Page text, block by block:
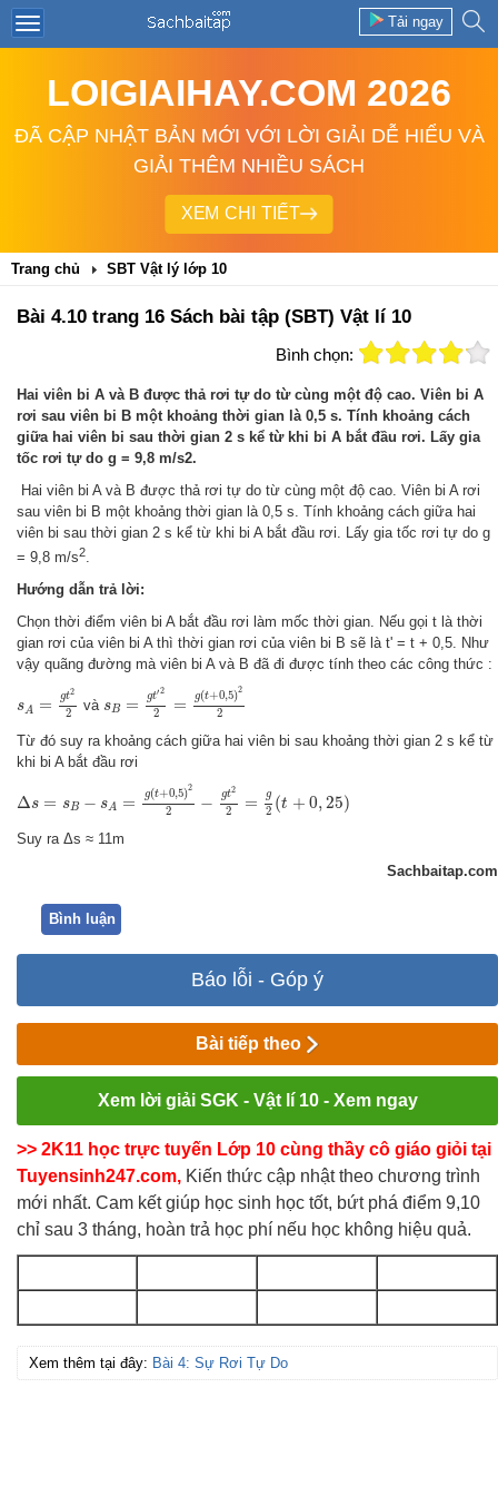
Tải ngay
LOIGIAIHAY.COM 2026
ĐÃ CẬP NHẬT BẢN MỚI VỚI LỜI GIẢI DỄ HIỂU VÀ
GIẢI THÊM NHIỀU SÁCH
XEM CHI TIẾT
Trang chủ SBT Vật lý lớp 10
Bài 4.10 trang 16 Sách bài tập (SBT) Vật lí 10
Bình chọn:
Hai viên bi A và B được thả rơi tự do từ cùng một độ cao. Viên bi A
rơi sau viên bi B một khoảng thời gian là 0,5 s. Tính khoảng cách
giữa hai viên bi sau thời gian 2 s kể từ khi bi A bắt đầu rơi. Lấy gia
tốc rơi tự do g = 9,8 m/s2.
Hai viên bi A và B được thả rơi tự do từ cùng một độ cao. Viên bi A rơi
sau viên bi B một khoảng thời gian là 0,5 s. Tính khoảng cách giữa hai
viên bi sau thời gian 2 s kể từ khi bi A bắt đầu rơi. Lấy gia tốc rơi tự do g
= 9,8 m/s2.
Hướng dẫn trả lời:
Chọn thời điểm viên bi A bắt đầu rơi làm mốc thời gian. Nếu gọi t là thời
gian rơi của viên bi A thì thời gian rơi của viên bi B sẽ là t' = t + 0,5. Như
vậy quãng đường mà viên bi A và B đã đi được tính theo các công thức :
s A = gt2
2
22
và sB = gt′2
2 = g(t+0,5)2
2
22 + 5 )2
Từ đó suy ra khoảng cách giữa hai viên bi sau khoảng thời gian 2 s kể từ
khi bi A bắt đầu rơi
Δs = sB − sA = g(t+0,5)2
2 − gt2
2 = g
2 (t + 0,25)
5 22−g =g
Suy ra Δs ≈ 11m
Sachbaitap.com
Bình luận
Báo lỗi - Góp ý
Bài tiếp theo
Xem lời giải SGK - Vật lí 10 - Xem ngay
>> 2K11 học trực tuyến Lớp 10 cùng thầy cô giáo giỏi tại
Tuyensinh247.com, Kiến thức cập nhật theo chương trình
mới nhất. Cam kết giúp học sinh học tốt, bứt phá điểm 9,10
chỉ sau 3 tháng, hoàn trả học phí nếu học không hiệu quả.
Xem thêm tại đây: Bài 4: Sự Rơi Tự Do